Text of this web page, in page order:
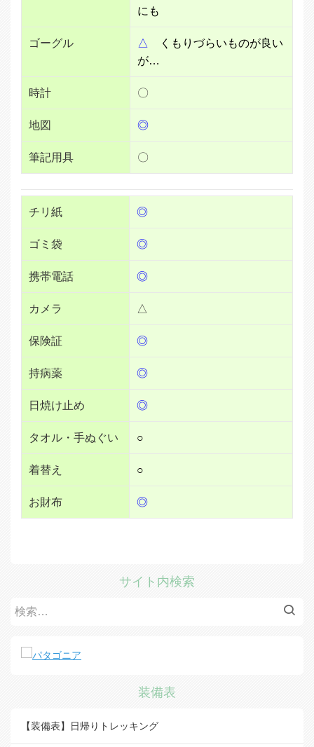
にも
ゴーグル △
くもりづらいものが良い
が…
時計 〇
地図 ◎
筆記用具 〇
チリ紙 ◎
ゴミ袋 ◎
携帯電話 ◎
カメラ △
保険証 ◎
持病薬 ◎
日焼け止め ◎
タオル・手ぬぐい ○
着替え ○
お財布 ◎
サイト内検索
検
装備表
【装備表】日帰りトレッキング